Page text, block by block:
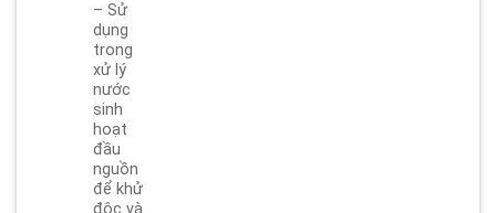
– Sử
dụng
trong
xử lý
nước
sinh
hoạt
đầu
nguồn
để khử